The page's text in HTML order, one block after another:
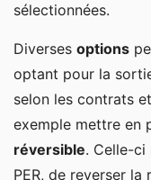
sélectionnées.
Diverses options
optant pour la
selon les contrats
exemple mettre en
réversible. Celle-ci
PER, de reverser la